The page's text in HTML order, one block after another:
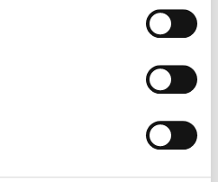
servicerer kunder inden for en
pharma, fødevarer,